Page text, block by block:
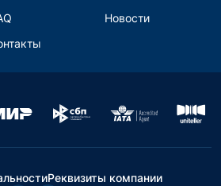
Новости
Реквизиты компании